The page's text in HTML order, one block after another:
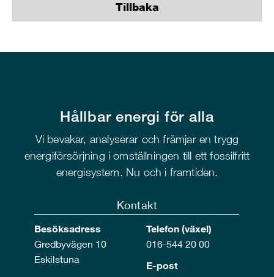
Tillbaka
Hållbar energi för alla
Vi bevakar, analyserar och främjar en trygg
energiförsörjning i omställningen till ett fossilfritt
energisystem. Nu och i framtiden.
Kontakt
Besöksadress
Gredbyvägen 10
Eskilstuna
Telefon (växel)
016-544 20 00
E-post